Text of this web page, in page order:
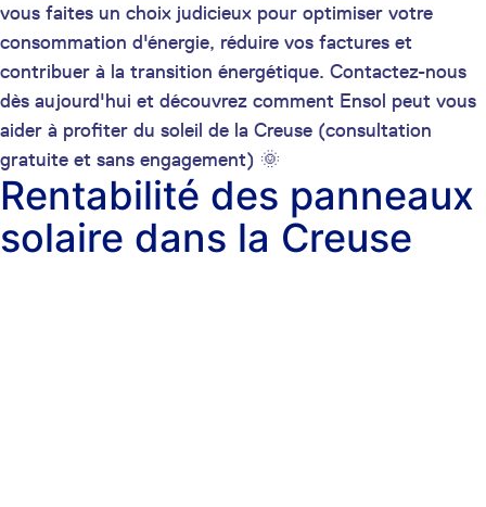
vous faites un choix judicieux pour optimiser votre
consommation d'énergie, réduire vos factures et
contribuer à la transition énergétique. Contactez-nous
dès aujourd'hui et découvrez comment Ensol peut vous
aider à profiter du soleil de la Creuse (consultation
gratuite et sans engagement) 🌞
Rentabilité des panneaux
solaire dans la Creuse